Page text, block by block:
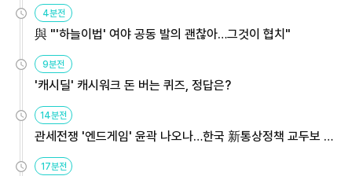
4분전
與 "'하늘이법' 여야 공동 발의 괜찮아…그것이 협치"
9분전
'캐시딜' 캐시워크 돈 버는 퀴즈, 정답은?
14분전
관세전쟁 '엔드게임' 윤곽 나오나…한국 新통상정책 교두보 활
용해야
17분전